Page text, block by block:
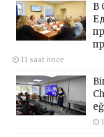
В
11 saat önce